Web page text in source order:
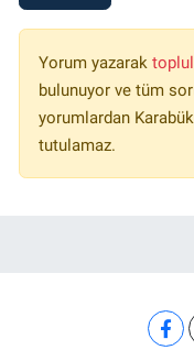
Yorum yazarak
bulunuyor ve tüm
yorumlardan
tutulamaz.